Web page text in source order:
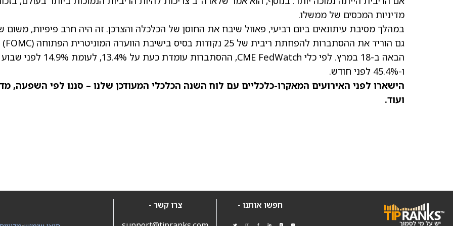
מדיניות המכסים של ממשלו.
במהלך מסיבת עיתונאים ביום רביעי, פאוול שיבח את החוסן של הכלכלה והצרכן. זה היה חרב פיפיות, משום
גם הוריד את ההסתברות להפחתת ריבית של 25 נקודות בסיס בישיבת הוועדה המוניטרית הפתוחה (FOMC)
הבאה ב-18 במרץ. לפי כלי CME FedWatch, ההסתברות עומדת כעת על 13.4%, לעומת 14.9% לפני שבוע
ו-45.4% לפני חודש.
הישארו לפני האירועים המאקרו-כלכליים עם לוח השנה הכלכלי המעודכן שלנו – סננו לפי השפעה,
ועוד.
חפשו אותנו -
צרו קשר -